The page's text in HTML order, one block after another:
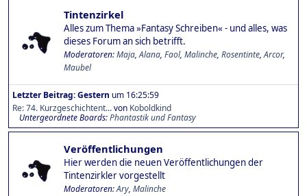
Tintenzirkel
Alles zum Thema »Fantasy Schreiben« - und alles, was
dieses Forum an sich betrifft.
Moderatoren:Maja,Alana, Faol, Malinche, Rosentinte,Arcor,
Maubel
Letzter Beitrag:Gestern um 16:25:59
Re: 74. Kurzgeschichtent...von Koboldkind
Untergeordnete Boards Phantastik und Fantasy
Veröffentlichungen
Hier werden die neuen Veröffentlichungen der
Tintenzirkler vorgestellt
Moderatoren:Ary, Malinche